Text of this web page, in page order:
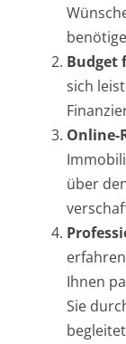
Budget
sich
Online-
über
Ihnen
Sie